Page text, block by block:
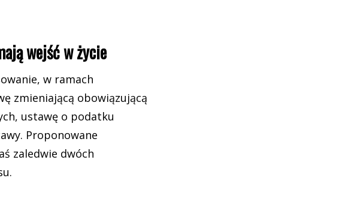
wejść w życie
w ramach
zmieniającą obowiązującą
ustawę o podatku
Proponowane
zaledwie dwóch